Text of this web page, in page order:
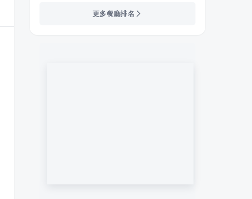
更多餐廳排名